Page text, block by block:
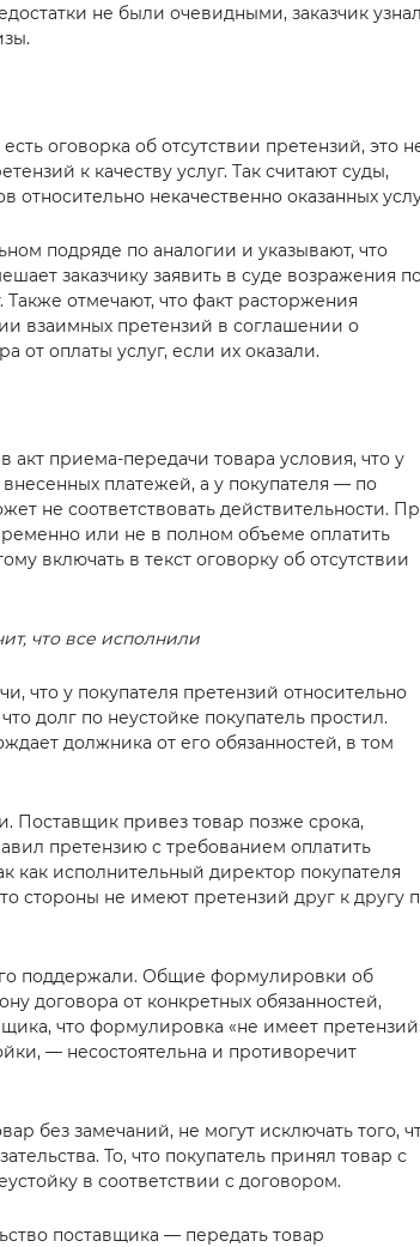
не были очевидными, заказчик
оговорка об отсутствии претензий, это
к качеству услуг. Так считают суды,
относительно некачественно оказанных
подряде по аналогии и указывают, что
заказчику заявить в суде возражения
Также отмечают, что факт расторжения
взаимных претензий в соглашении о
от оплаты услуг, если их оказали.
приема-передачи товара условия, что у
платежей, а у покупателя — по
не соответствовать действительности.
или не в полном объеме оплатить
включать в текст оговорку об отсутствии
что все исполнили
что у покупателя претензий относительно
долг по неустойке покупатель простил.
должника от его обязанностей, в том
Поставщик привез товар позже срока,
претензию с требованием оплатить
как исполнительный директор покупателя
стороны не имеют претензий друг к другу
поддержали. Общие формулировки об
договора от конкретных обязанностей,
что формулировка «не имеет
— несостоятельна и противоречит
без замечаний, не могут исключать того,
То, что покупатель принял товар с
в соответствии с договором.
поставщика — передать товар